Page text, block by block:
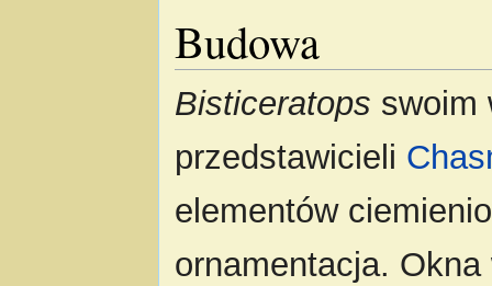
Budowa
Bisticeratops swoim
przedstawicieli
elementów
ornamentacja.